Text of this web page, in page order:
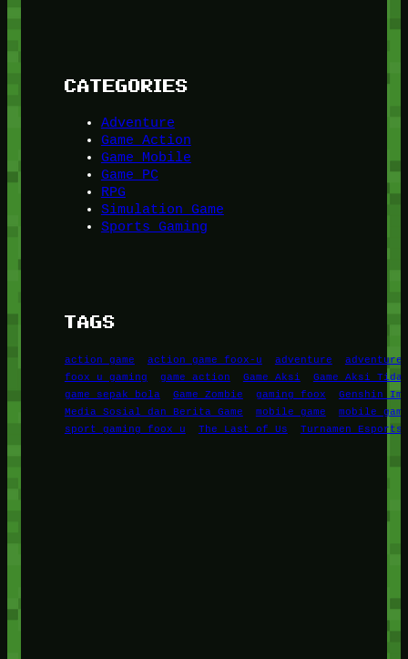
CATEGORIES
Adventure
Game Action
Game Mobile
Game PC
RPG
Simulation Game
Sports Gaming
TAGS
action game action game foox-u adventure
adventure
foox u gaming
game action Game Aksi
Game Aksi Tidak
game sepak bola
Game Zombie gaming foox
Genshin
Media Sosial dan Berita Game
mobile game
mobile
sport gaming foox u
The Last of Us Turnamen Esports